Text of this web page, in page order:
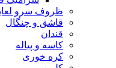
ظروف سرو
قاشق و چنگال
قندان
کاسه و پیاله
کره خوری